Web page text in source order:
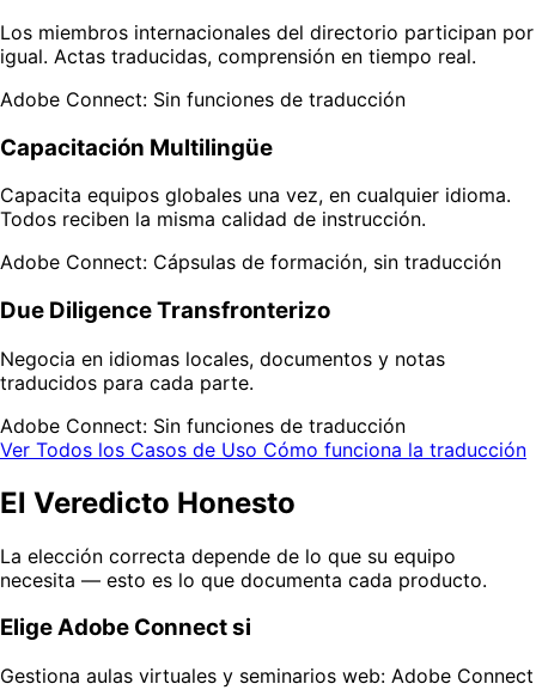
Los miembros internacionales del directorio participan por
igual. Actas traducidas, comprensión en tiempo real.
Adobe Connect: Sin funciones de traducción
Capacitación Multilingüe
Capacita equipos globales una vez, en cualquier idioma.
Todos reciben la misma calidad de instrucción.
Adobe Connect: Cápsulas de formación, sin traducción
Due Diligence Transfronterizo
Negocia en idiomas locales, documentos y notas
traducidos para cada parte.
Adobe Connect: Sin funciones de traducción
Ver Todos los Casos de Uso Cómo funciona la traducción
El Veredicto Honesto
La elección correcta depende de lo que su equipo
necesita — esto es lo que documenta cada producto.
Elige Adobe Connect si
Gestiona aulas virtuales y seminarios web: Adobe Connect